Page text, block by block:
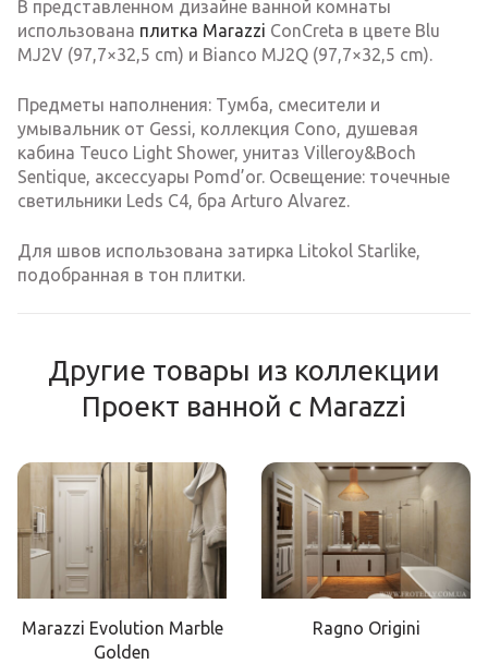
В представленном дизайне ванной комнаты
использована плитка Marazzi ConCreta в цвете Blu
MJ2V (97,7×32,5 cm) и Bianco MJ2Q (97,7×32,5 cm).
Предметы наполнения: Тумба, смесители и
умывальник от Gessi, коллекция Cono, душевая
кабина Teuco Light Shower, унитаз Villeroy&Boch
Sentique, аксессуары Pomd’or. Освещение: точечные
светильники Leds C4, бра Arturo Alvarez.
Для швов использована затирка Litokol Starlike,
подобранная в тон плитки.
Другие товары из коллекции
Проект ванной с Marazzi
Marazzi Evolution Marble
Golden
Ragno Origini